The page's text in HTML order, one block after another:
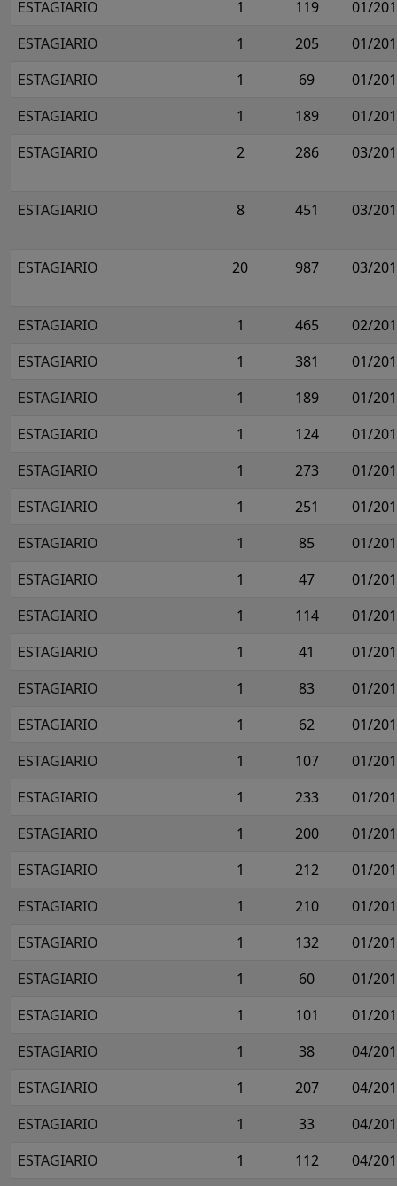
ESTAGIARIO
1 119
01/
ESTAGIARIO
1 205
01/
ESTAGIARIO
1 69
01/
ESTAGIARIO
1 189
01/
ESTAGIARIO
2 286 03/
ESTAGIARIO 8 451 03/
ESTAGIARIO 20 987 03/
ESTAGIARIO 1 465
02/
ESTAGIARIO
1 381
01/
ESTAGIARIO
1 189
01/
ESTAGIARIO
1 124
01/
ESTAGIARIO
1 273
01/
ESTAGIARIO
1 251
01/
ESTAGIARIO
1 85
01/
ESTAGIARIO
1 47
01/
ESTAGIARIO
1 114
01/
ESTAGIARIO
1 41
01/
ESTAGIARIO
1 83
01/
ESTAGIARIO
1 62
01/
ESTAGIARIO
1 107
01/
ESTAGIARIO
1 233
01/
ESTAGIARIO
1 200
01/
ESTAGIARIO
1 212
01/
ESTAGIARIO
1 210
01/
ESTAGIARIO
1 132
01/
ESTAGIARIO
1 60
01/
ESTAGIARIO
1 101
01/
ESTAGIARIO
1 38
04/
ESTAGIARIO
1 207
04/
ESTAGIARIO
1 33
04/
ESTAGIARIO
1 112 04/